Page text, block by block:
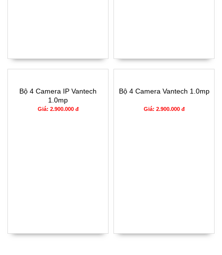
Bộ 4 Camera IP Vantech
1.0mp
Giá: 2.900.000 đ
Bộ 4 Camera Vantech 1.0mp
Giá: 2.900.000 đ